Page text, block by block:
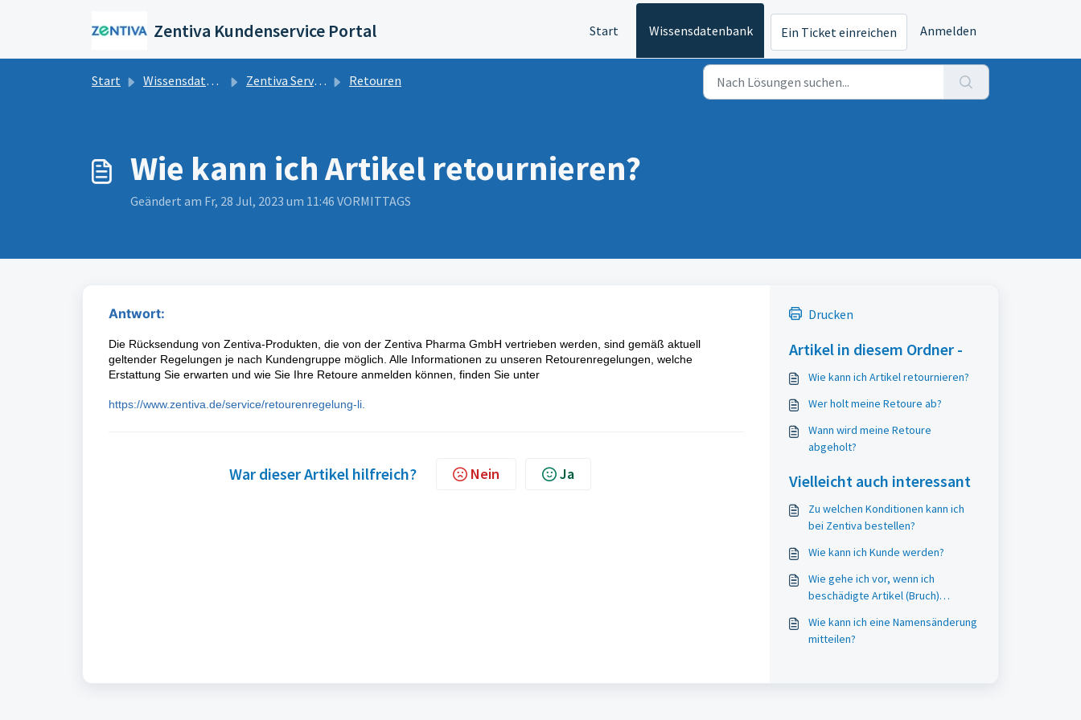
Zentiva Kundenservice Portal Start Wissensdatenbank Ein Ticket einreichen Anmelden
Start Wissensdatenbank Zentiva Service FAQs Retouren
Wie kann ich Artikel retournieren?
Geändert am Fr, 28 Jul, 2023 um 11:46 VORMITTAGS
Antwort:
Die Rücksendung von Zentiva-Produkten, die von der Zentiva Pharma GmbH vertrieben werden, sind gemäß aktuell
geltender Regelungen je nach Kundengruppe möglich. Alle Informationen zu unseren Retourenregelungen, welche
Erstattung Sie erwarten und wie Sie Ihre Retoure anmelden können, finden Sie unter
https://www.zentiva.de/service/retourenregelung-li
War dieser Artikel hilfreich? Nein Ja
Drucken
Artikel in diesem Ordner -
Wie kann ich Artikel retournieren?
Wer holt meine Retoure ab?
Wann wird meine Retoure
abgeholt?
Vielleicht auch interessant
Zu welchen Konditionen kann ich
bei Zentiva bestellen?
Wie kann ich Kunde werden?
Wie gehe ich vor, wenn ich
beschädigte Artikel (Bruch)
Wie kann ich eine Namensänderung
mitteilen?